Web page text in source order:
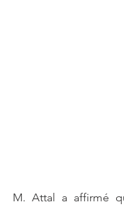
M. Attal a affirmé